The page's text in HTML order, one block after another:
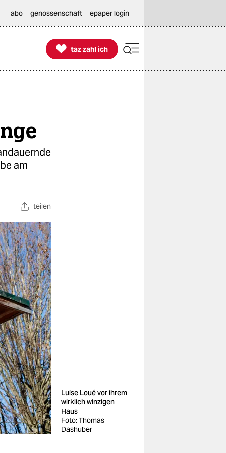
abo genossenschaft epaper login

taz zahl ich
taz zahl ich
am
teilen
Luise Loué vor ihrem
wirklich winzigen
Haus
Foto: Thomas
Dashuber